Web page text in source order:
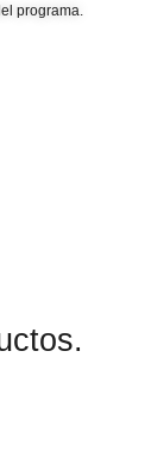
programa.
ctos.